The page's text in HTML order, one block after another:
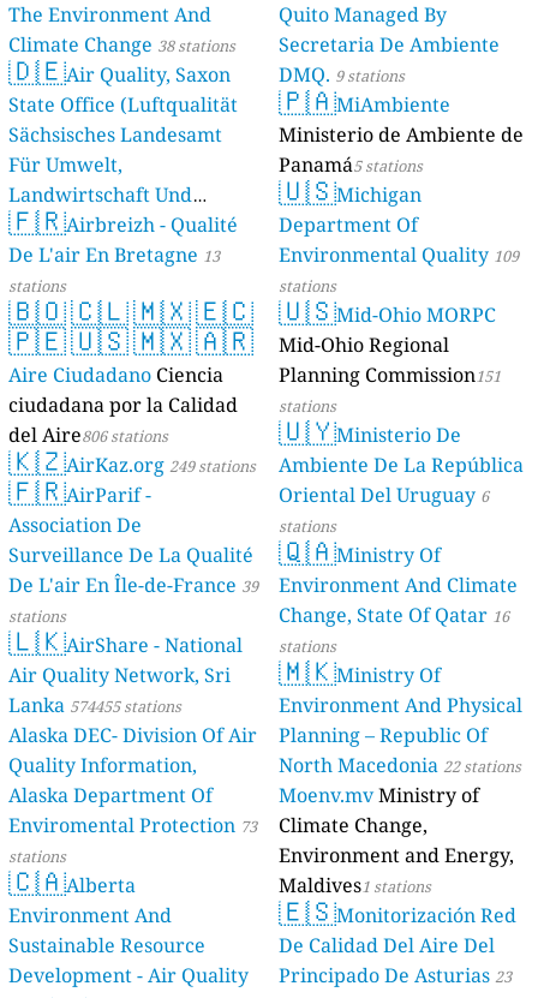
The Environment And
Climate Change 38 stations
🇩🇪Air Quality, Saxon
State Office (Luftqualität
Sächsisches Landesamt
Für Umwelt,
Landwirtschaft Und
Geologie) 50 stations
🇫🇷Airbreizh - Qualité
De L'air En Bretagne 13
stations
🇧🇴🇨🇱🇲🇽🇪🇨
🇵🇪🇺🇸🇲🇽🇦🇷
Aire Ciudadano Ciencia
ciudadana por la Calidad
del Aire806 stations
🇰🇿AirKaz.org 249 stations
🇫🇷AirParif -
Association De
Surveillance De La Qualité
De L'air En Île-de-France 39
stations
🇱🇰AirShare - National
Air Quality Network, Sri
Lanka 574455 stations
Alaska DEC- Division Of Air
Quality Information,
Alaska Department Of
Enviromental Protection 73
stations
🇨🇦Alberta
Environment And
Sustainable Resource
Development - Air Quality
Quito Managed By
Secretaria De Ambiente
DMQ. 9 stations
🇵🇦MiAmbiente
Ministerio de Ambiente de
Panamá5 stations
🇺🇸Michigan
Department Of
Environmental Quality 109
stations
🇺🇸Mid-Ohio MORPC
Mid-Ohio Regional
Planning Commission151
stations
🇺🇾Ministerio De
Ambiente De La República
Oriental Del Uruguay 6
stations
🇶🇦Ministry Of
Environment And Climate
Change, State Of Qatar 16
stations
🇲🇰Ministry Of
Environment And Physical
Planning – Republic Of
North Macedonia 22 stations
Moenv.mvMinistry of
Climate Change,
Environment and Energy,
Maldives1 stations
🇪🇸Monitorización Red
De Calidad Del Aire Del
Principado De Asturias 23